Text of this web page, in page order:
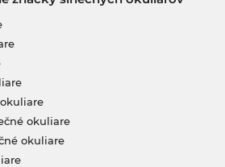
okuliare
okuliare